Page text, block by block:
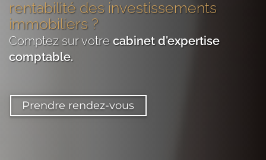
rentabilité des investissements
immobiliers ?
Comptez sur votre cabinet d'expertise
comptable.
Prendre rendez-vous